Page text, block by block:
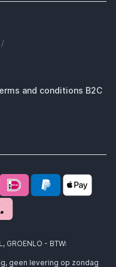
/
and conditions B2C
GROENLO - BTW:
geen levering op zondag